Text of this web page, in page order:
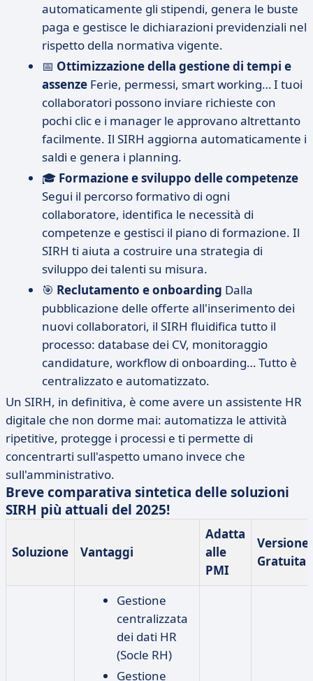
automaticamente gli stipendi, genera le buste
paga e gestisce le dichiarazioni previdenziali nel
rispetto della normativa vigente.
📅 Ottimizzazione della gestione di tempi e
assenze Ferie, permessi, smart working… I tuoi
collaboratori possono inviare richieste con
pochi clic e i manager le approvano altrettanto
facilmente. Il SIRH aggiorna automaticamente i
saldi e genera i planning.
🎓 Formazione e sviluppo delle competenze
Segui il percorso formativo di ogni
collaboratore, identifica le necessità di
competenze e gestisci il piano di formazione. Il
SIRH ti aiuta a costruire una strategia di
sviluppo dei talenti su misura.
🎯 Reclutamento e onboarding Dalla
pubblicazione delle offerte all'inserimento dei
nuovi collaboratori, il SIRH fluidifica tutto il
processo: database dei CV, monitoraggio
candidature, workflow di onboarding… Tutto è
centralizzato e automatizzato.
Un SIRH, in definitiva, è come avere un assistente HR
digitale che non dorme mai: automatizza le attività
ripetitive, protegge i processi e ti permette di
concentrarti sull'aspetto umano invece che
sull'amministrativo.
Breve comparativa sintetica delle soluzioni
SIRH più attuali del 2025!
Soluzione Vantaggi
Adatta
alle
PMI
Versione
Gratuita
Gestione
centralizzata
dei dati HR
(Socle RH)
Gestione